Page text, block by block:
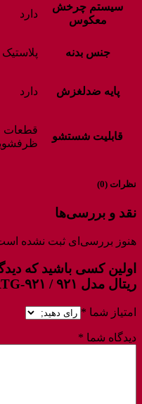
سیستم چرخش
معکوس
دارد
جنس بدنه
پایه ضدلغزش دارد
قابلیت شستشو
قطعات
نظرات (0)
نقد و بررسی‌ها
هنوز بررسی‌ای ثبت نشده
اولین کسی باشید که
ریتال مدل ۹۲۱ / RITAL RTG-۹۲۱”
امتیاز شما *
دیدگاه شما *